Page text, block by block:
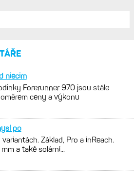
REKLAMA
4 nedostanou LTE ani
Ty nabídne řada
inReach